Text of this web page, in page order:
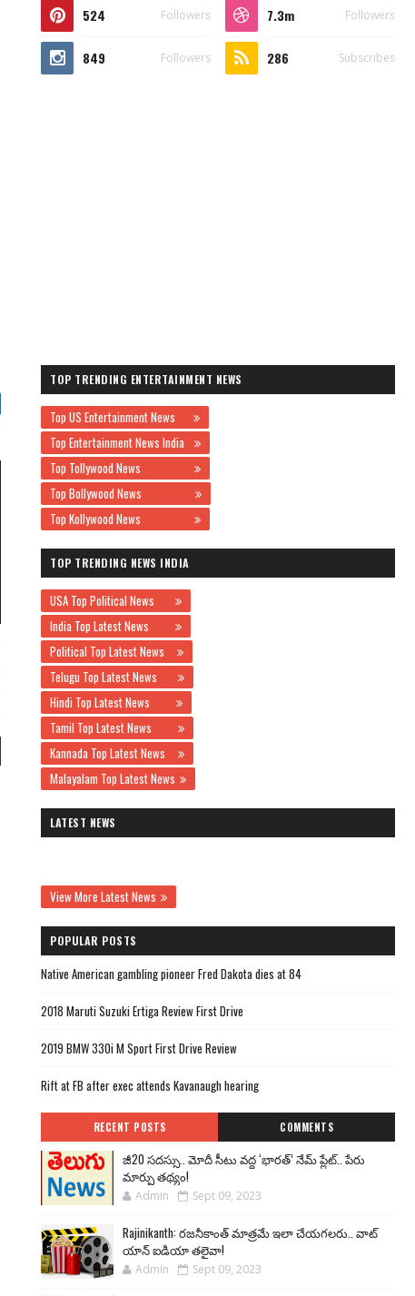
524 Followers 7.3m Followers
849 Followers 286 Subscribes
TOP TRENDING ENTERTAINMENT NEWS
Top US Entertainment News
Top Entertainment News India
Top Tollywood News
Top Bollywood News
Top Kollywood News
TOP TRENDING NEWS INDIA
USA Top Political News
India Top Latest News
Political Top Latest News
Telugu Top Latest News
Hindi Top Latest News
Tamil Top Latest News
Kannada Top Latest News
Malayalam Top Latest News
LATEST NEWS
View More Latest News
POPULAR POSTS
Native American gambling pioneer Fred Dakota dies at 84
2018 Maruti Suzuki Ertiga Review First Drive
2019 BMW 330i M Sport First Drive Review
Rift at FB after exec attends Kavanaugh hearing
RECENT POSTS COMMENTS
జీ20 సదస్సు.. మోదీ సీటు వద్ద ‘భారత్’ నేమ్ ప్లేట్‌.. పేరు
మార్పు తథ్యం!
Admin Sept 09, 2023
Rajinikanth: రజనీకాంత్ మాత్రమే ఇలా చేయగలరు.. వాట్
యాన్ ఐడియా తలైవా!
Admin Sept 09, 2023